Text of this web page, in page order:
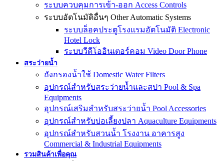
ระบบควบคุมการเข้า-ออก Access Controls
ระบบอัตโนมัติอื่นๆ Other Automatic Systems
ระบบล็อคประตูโรงเเรมอัตโนมัติ Electronic
Hotel Lock
ระบบวีดีโออินเตอร์คอม Video Door Phone
สระว่ายน้ำ
ถังกรองน้ำใช้ Domestic Water Filters
อุปกรณ์สำหรับสระว่ายน้ำและสปา Pool & Spa
Equipments
อุปกรณ์เสริมสำหรับสระว่ายน้ำ Pool Accessories
อุปกรณ์สำหรับบ่อเลี้ยงปลา Aquaculture Equipments
อุปกรณ์สำหรับสวนน้ำ โรงงาน อาคารสูง
Commercial & Industrial Equipments
รวมสินค้าเพื่อคุณ